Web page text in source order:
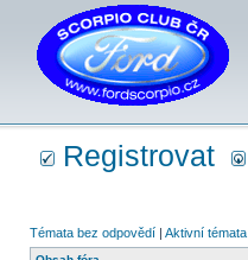
Registrovat
Témata bez odpovědí | Aktivní témata